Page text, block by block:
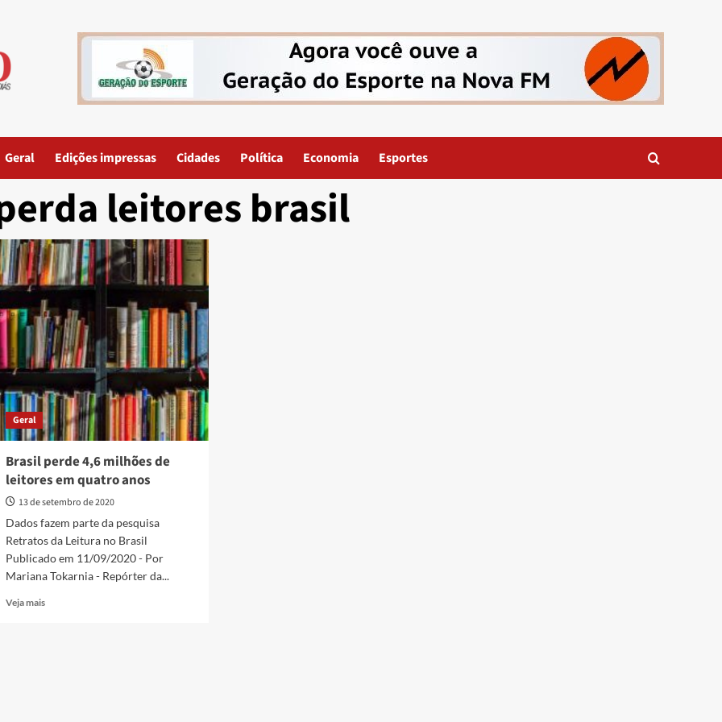
Geral Edições impressas Cidades Política Economia Esportes
leitores brasil
Geral
Brasil perde 4,6 milhões de
leitores em quatro anos
13 de setembro de 2020
Dados fazem parte da pesquisa
Retratos da Leitura no Brasil
Publicado em 11/09/2020 - Por
Mariana Tokarnia - Repórter da...
Veja maisRead